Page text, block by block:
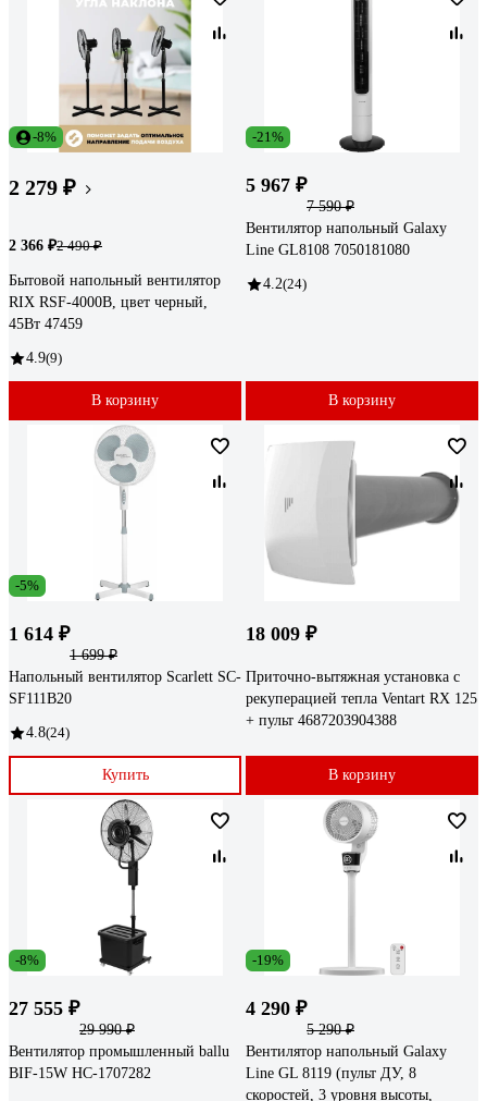
-8%
2 279 ₽
2 366 ₽2 490 ₽
Бытовой напольный вентилятор
RIX RSF-4000B, цвет черный,
45Вт 47459
4.9(9)
В корзину
-21%
5 967 ₽
7 590 ₽
Вентилятор напольный Galaxy
Line GL8108 7050181080
4.2(24)
В корзину
-5%
1 614 ₽
1 699 ₽
Напольный вентилятор Scarlett SC-
SF111B20
4.8(24)
Купить
18 009 ₽
Приточно-вытяжная установка с
рекуперацией тепла Ventart RX 125
+ пульт 4687203904388
В корзину
-8%
27 555 ₽
29 990 ₽
Вентилятор промышленный ballu
BIF-15W НС-1707282
-19%
4 290 ₽
5 290 ₽
Вентилятор напольный Galaxy
Line GL 8119 (пульт ДУ, 8
скоростей, 3 уровня высоты,